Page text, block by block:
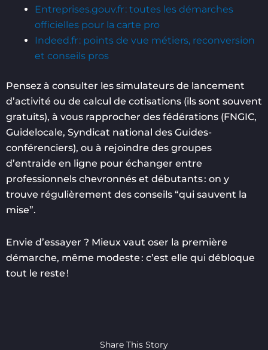
Entreprises.gouv.fr : toutes les démarches
officielles pour la carte pro
Indeed.fr : points de vue métiers, reconversion
et conseils pros
Pensez à consulter les simulateurs de lancement
d’activité ou de calcul de cotisations (ils sont souvent
gratuits), à vous rapprocher des fédérations (FNGIC,
Guidelocale, Syndicat national des Guides-
conférenciers), ou à rejoindre des groupes
d’entraide en ligne pour échanger entre
professionnels chevronnés et débutants : on y
trouve régulièrement des conseils “qui sauvent la
mise”.
Envie d’essayer ? Mieux vaut oser la première
démarche, même modeste : c’est elle qui débloque
tout le reste !
Share This Story